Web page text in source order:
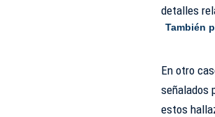
detalles
También
En otro
señalados
estos